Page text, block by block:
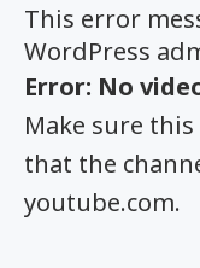
This error
WordPress
Error: No
Make sure
that the
youtube.com.